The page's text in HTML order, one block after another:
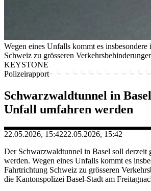
Wegen eines Unfalls kommt es
Schweiz zu grösseren
KEYSTONE
Polizeirapport
Schwarzwaldtunnel in
Unfall umfahren werden
22.05.2026, 15:4222.05.2026, 15:42
Der Schwarzwaldtunnel in Basel soll derzeit
werden. Wegen eines Unfalls kommt es
Fahrtrichtung Schweiz zu grösseren
die Kantonspolizei Basel-Stadt am